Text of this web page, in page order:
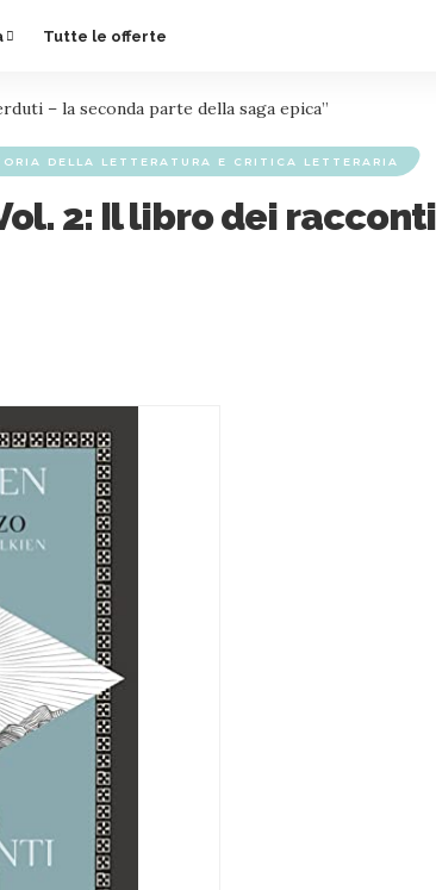
Tutte le offerte
– la seconda parte della saga epica”
DELLA LETTERATURA E CRITICA LETTERARIA
2: Il libro dei